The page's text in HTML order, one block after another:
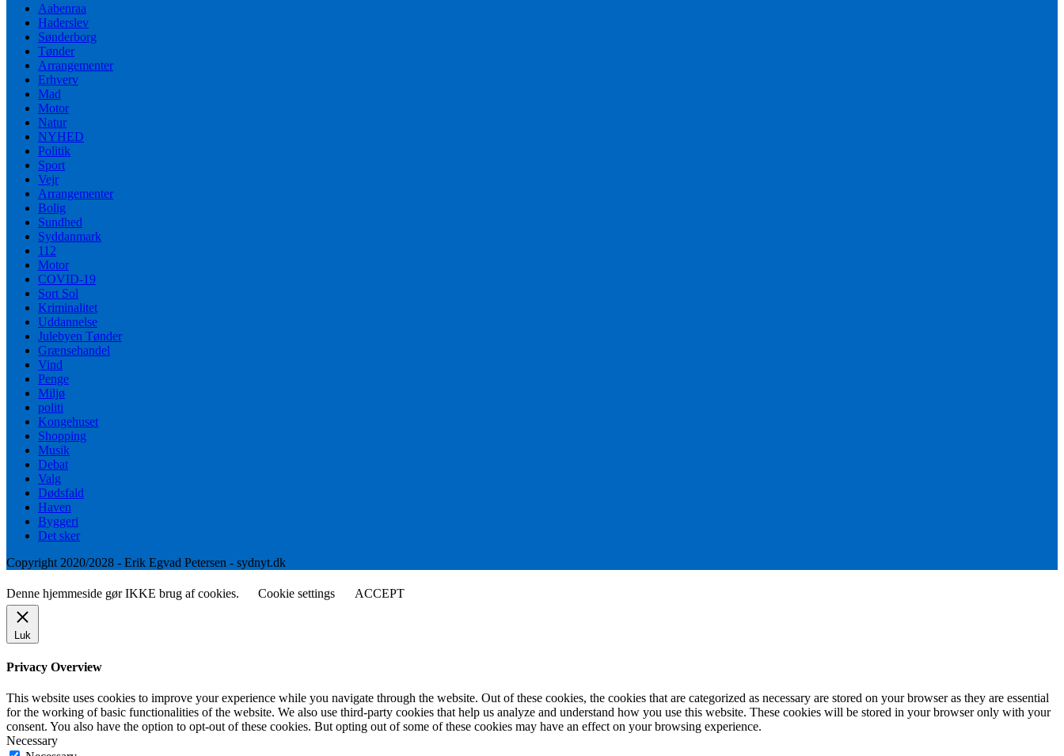
Aabenraa
Haderslev
Sønderborg
Tønder
Arrangementer
Erhverv
Mad
Motor
Natur
NYHED
Politik
Sport
Vejr
Arrangementer
Bolig
Sundhed
Syddanmark
112
Motor
COVID-19
Sort Sol
Kriminalitet
Uddannelse
Julebyen Tønder
Grænsehandel
Vind
Penge
Miljø
politi
Kongehuset
Shopping
Musik
Debat
Valg
Dødsfald
Haven
Byggeri
Det sker
Copyright 2020/2028 - Erik Egvad Petersen - sydnyt.dk
Denne hjemmeside gør IKKE brug af cookies. Cookie settings ACCEPT
Luk
Privacy Overview
This website uses cookies to improve your experience while you navigate through the website. Out of these cookies, the cookies that are categorized as necessary are stored on your browser as they are essential
for the working of basic functionalities of the website. We also use third-party cookies that help us analyze and understand how you use this website. These cookies will be stored in your browser only with your
consent. You also have the option to opt-out of these cookies. But opting out of some of these cookies may have an effect on your browsing experience.
Necessary